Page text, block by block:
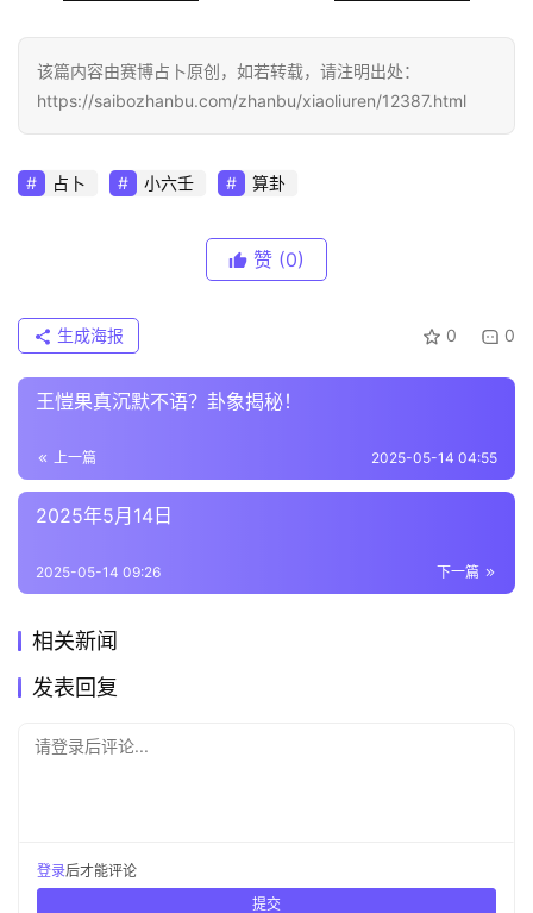
该篇内容由赛博占卜原创，如若转载，请注明出处：
https://saibozhanbu.com/zhanbu/xiaoliuren/12387.html
占卜 小六壬 算卦
赞 (0)
0 0
生成海报
王愷果真沉默不语？卦象揭秘！
上一篇 2025-05-14 04:55
2025年5月14日
下一篇
2025-05-14 09:26
相关新闻
发表回复
请登录后评论...
登录后才能评论
提交